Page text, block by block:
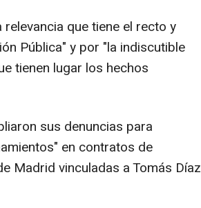
que tiene el recto y
Pública" y por "la indiscutible
tienen lugar los hechos
sus denuncias para
en contratos de
Madrid vinculadas a Tomás Díaz